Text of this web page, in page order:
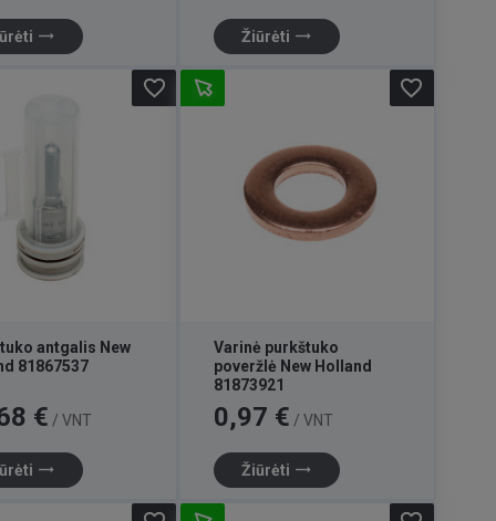
trending_flat Žiūrėti trending_flat
antgalis New
81867537
€ / VNT
trending_flat
favorite_border
Varinė purkštuko
poveržlė New Holland
81873921
Kaina
0,97 € / VNT
Žiūrėti trending_flat
favorite_border